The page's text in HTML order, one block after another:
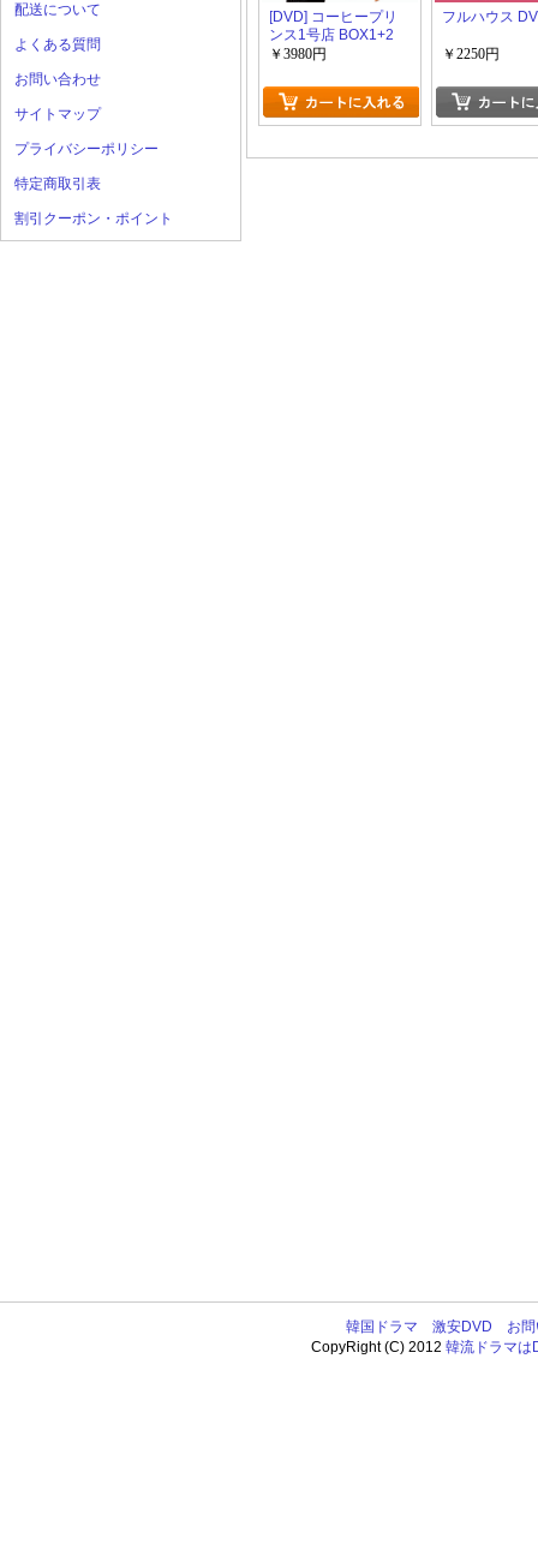
配送について
よくある質問
お問い合わせ
サイトマップ
プライバシーポリシー
特定商取引表
割引クーポン・ポイント
[DVD] コーヒープリ
ンス1号店 BOX1+2
￥3980円
フルハウス
￥2250円
韓国ドラマ 激安DVD
お
CopyRight (C) 2012韓流ドラマは